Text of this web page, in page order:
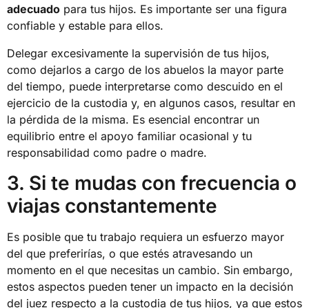
adecuado para tus hijos. Es importante ser una figura
confiable y estable para ellos.
Delegar excesivamente la supervisión de tus hijos,
como dejarlos a cargo de los abuelos la mayor parte
del tiempo, puede interpretarse como descuido en el
ejercicio de la custodia y, en algunos casos, resultar en
la pérdida de la misma. Es esencial encontrar un
equilibrio entre el apoyo familiar ocasional y tu
responsabilidad como padre o madre.
3. Si te mudas con frecuencia o
viajas constantemente
Es posible que tu trabajo requiera un esfuerzo mayor
del que preferirías, o que estés atravesando un
momento en el que necesitas un cambio. Sin embargo,
estos aspectos pueden tener un impacto en la decisión
del juez respecto a la custodia de tus hijos, ya que estos